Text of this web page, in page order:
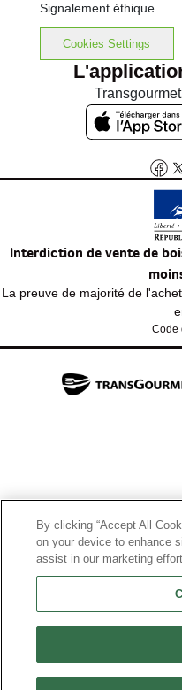
Signalement éthique
Cookies Settings
Interdiction de vente de
La preuve de majorité de
Code
By clicking “Accept All
on your device to enhance
assist in our marketing